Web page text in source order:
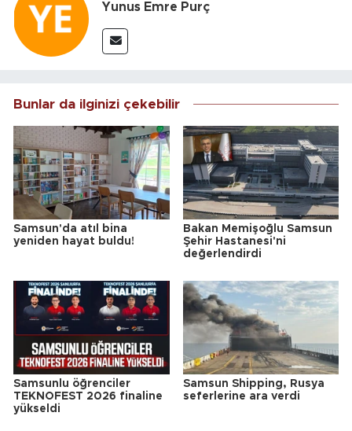
Yunus Emre Purç
Bunlar da ilginizi çekebilir
Samsun'da atıl bina
yeniden hayat buldu!
Bakan Memişoğlu Samsun
Şehir Hastanesi'ni
değerlendirdi
Samsunlu öğrenciler
TEKNOFEST 2026 finaline
yükseldi
Samsun Shipping, Rusya
seferlerine ara verdi